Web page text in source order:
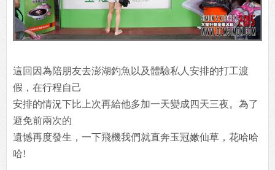
這回因為陪朋友去澎湖釣魚以及體驗私人安排的打工渡
假，在行程自己
安排的情況下比上次再給他多加一天變成四天三夜。為了
避免前兩次的
遺憾再度發生，一下飛機我們就直奔玉冠嫩仙草，花哈哈
哈!